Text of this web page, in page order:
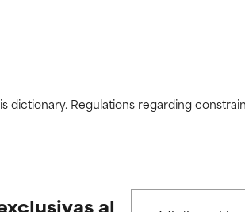
dictionary. Regulations regarding
al